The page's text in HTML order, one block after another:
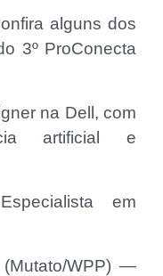
alguns dos
3º ProConecta
na Dell, com
artificial e
em
(Mutato/WPP) —